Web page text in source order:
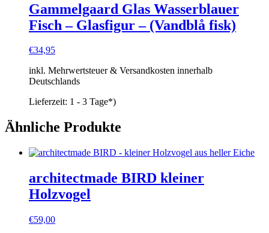
Gammelgaard Glas Wasserblauer
Fisch – Glasfigur – (Vandblå fisk)
€34,95
inkl. Mehrwertsteuer & Versandkosten innerhalb
Deutschlands
Lieferzeit: 1 - 3 Tage*)
Ähnliche Produkte
architectmade BIRD kleiner
Holzvogel
€59,00